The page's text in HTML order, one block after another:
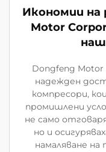
Икономии на
Motor
Dongfeng
надежден
компресори,
промишлени
не само
но и
намаляване